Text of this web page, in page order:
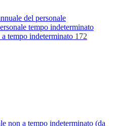
del personale
tempo indeterminato
a tempo indeterminato 172
non a tempo indeterminato (da